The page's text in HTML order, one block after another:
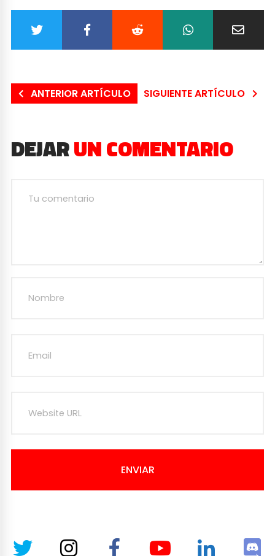
ANTERIOR ARTÍCULO SIGUIENTE ARTÍCULO
DEJARUN COMENTARIO
ENVIAR